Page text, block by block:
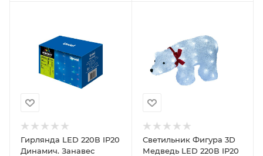
Гирлянда LED 220В IP20
Динамич. Занавес
Светильник Фигура 3D
Медведь LED 220В IP20